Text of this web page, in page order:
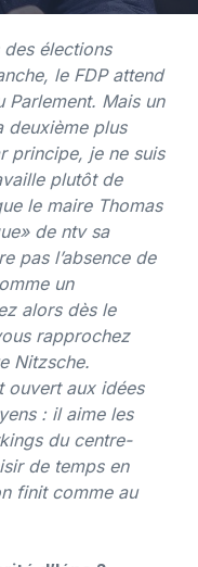
élections
le FDP attend
Parlement. Mais un
deuxième plus
principe, je ne suis
plutôt de
le maire Thomas
de ntvsa
pas l’absence de
un
alors dès le
rapprochez
Nitzsche.
ouvert aux idées
: il aime les
du centre-
de temps en
finit comme au